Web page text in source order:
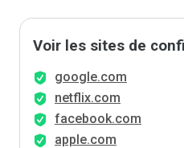
Voir les sites de
google.com
netflix.com
facebook.com
apple.com